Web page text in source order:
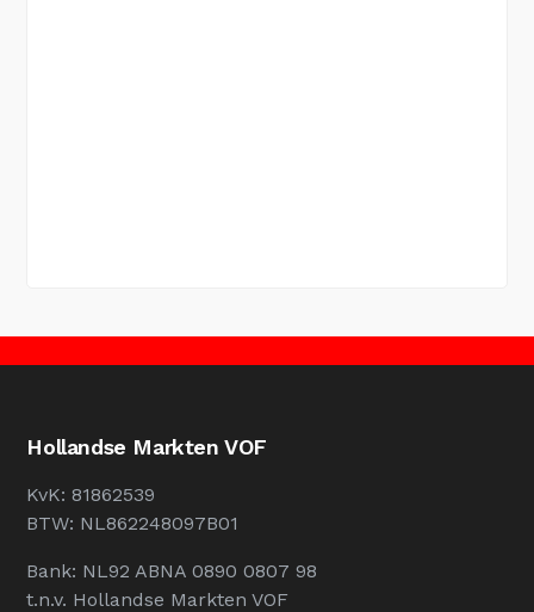
Hollandse Markten VOF
KvK: 81862539
BTW: NL862248097B01
Bank: NL92 ABNA 0890 0807 98
t.n.v. Hollandse Markten VOF